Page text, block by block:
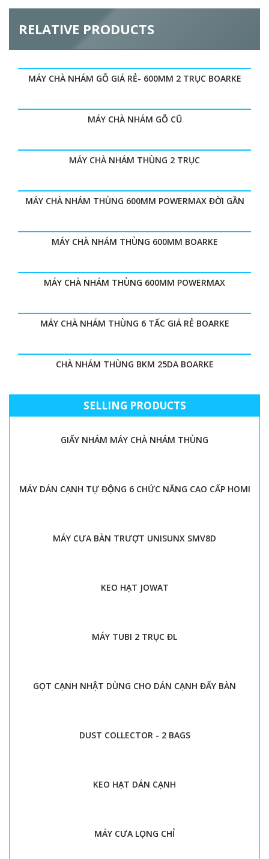
i
o
)
RELATIVE PRODUCTS
MÁY CHÀ NHÁM GỖ GIÁ RẺ- 600MM 2 TRỤC BOARKE
MÁY CHÀ NHÁM GỖ CŨ
MÁY CHÀ NHÁM THÙNG 2 TRỤC
MÁY CHÀ NHÁM THÙNG 600MM POWERMAX ĐỜI GẦN
MÁY CHÀ NHÁM THÙNG 600MM BOARKE
MÁY CHÀ NHÁM THÙNG 600MM POWERMAX
MÁY CHÀ NHÁM THÙNG 6 TẤC GIÁ RẺ BOARKE
CHÀ NHÁM THÙNG BKM 25DA BOARKE
SELLING PRODUCTS
GIẤY NHÁM MÁY CHÀ NHÁM THÙNG
MÁY DÁN CẠNH TỰ ĐỘNG 6 CHỨC NĂNG CAO CẤP HOMI
MÁY CƯA BÀN TRƯỢT UNISUNX SMV8D
KEO HẠT JOWAT
MÁY TUBI 2 TRỤC ĐL
GỌT CẠNH NHẬT DÙNG CHO DÁN CẠNH ĐẨY BÀN
DUST COLLECTOR - 2 BAGS
KEO HẠT DÁN CẠNH
MÁY CƯA LỌNG CHỈ